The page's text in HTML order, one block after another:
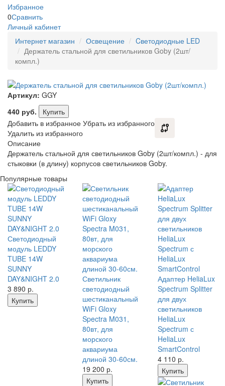
Избранное
0Сравнить
Личный кабинет
Интернет магазин
Освещение
Cветодиодные LED
Держатель стальной для светильников Goby (2шт/
компл.)
Артикул: GGY
440 руб.
Купить
Добавить в избранное Убрать из избранного
Удалить из избранного
Описание
Держатель стальной для светильников Goby (2шт/компл.) - для
стыковки (в длину) корпусов светильников Goby.
Популярные товары
Светодиодный
модуль LEDDY
TUBE 14W
SUNNY
DAY&NIGHT 2.0
3 890 р.
Купить
Светильник
светодиодный
шестиканальный
WiFi Gloxy
Spectra M031,
80вт, для
морского
аквариума
длиной 30-60см.
19 200 р.
Купить
Адаптер HeliaLux
Spectrum Splitter
для двух
светильников
HeliaLux
Spectrum с
HeliaLux
SmartControl
4 110 р.
Купить